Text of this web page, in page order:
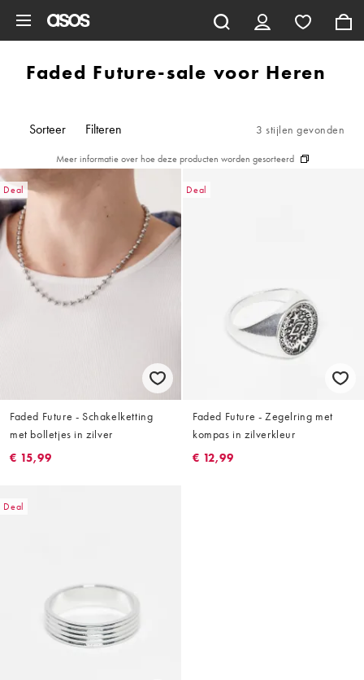
Faded Future-sale voor Heren
Sorteer Filteren 3 stijlen gevonden
Meer informatie over hoe deze producten worden gesorteerd
Deal
Faded Future - Schakelketting
met bolletjes in zilver
€ 15,99
Deal
Faded Future - Zegelring met
kompas in zilverkleur
€ 12,99
Deal